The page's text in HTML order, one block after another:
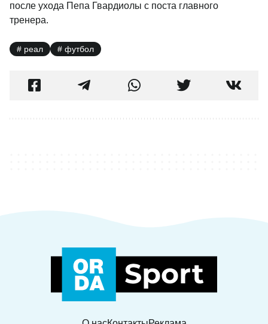
после ухода Пепа Гвардиолы с поста главного
тренера.
реал футбол